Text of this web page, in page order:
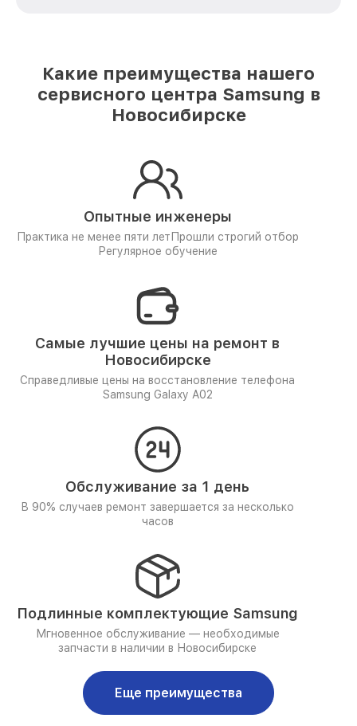
Какие преимущества нашего
сервисного центра Samsung в
Новосибирске
Опытные инженеры
Практика не менее пяти лет Прошли строгий отбор
Регулярное обучение
Самые лучшие цены на ремонт в
Новосибирске
Справедливые цены на восстановление телефона
Samsung Galaxy A02
Обслуживание за 1 день
В 90% случаев ремонт завершается за несколько
часов
Подлинные комплектующие Samsung
Мгновенное обслуживание — необходимые
запчасти в наличии в Новосибирске
Еще преимущества